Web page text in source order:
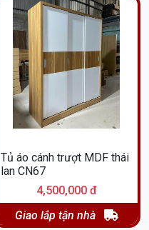
Tủ áo cánh trượt MDF thái
lan CN67
4,500,000 đ
Giao lắp tận nhà